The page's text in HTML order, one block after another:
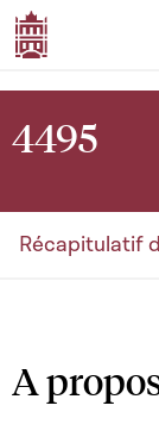
4495
Récapitulatif
A